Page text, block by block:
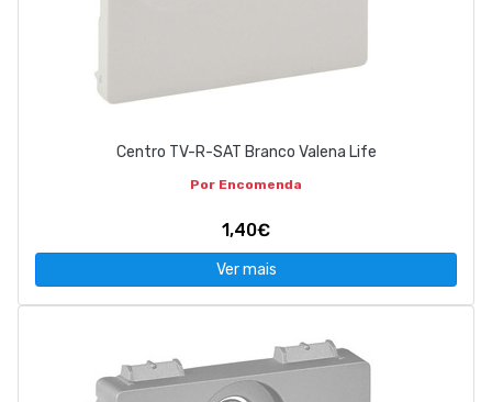
Centro TV-R-SAT Branco Valena Life
Por Encomenda
1,40€
Ver mais